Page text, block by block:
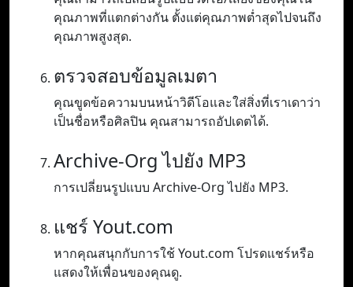
คุณภาพที่แตกต่างกัน ตั้งแต่คุณภาพต่ำสุดไปจนถึง
คุณภาพสูงสุด.
ตรวจสอบข้อมูลเมตา
คุณขูดข้อความบนหน้าวิดีโอและใส่สิ่งที่เราเดาว่า
เป็นชื่อหรือศิลปิน คุณสามารถอัปเดตได้.
Archive-Org ไปยัง MP3
การเปลี่ยนรูปแบบ Archive-Org ไปยัง MP3.
แชร์ Yout.com
หากคุณสนุกกับการใช้ Yout.com โปรดแชร์หรือ
แสดงให้เพื่อนของคุณดู.